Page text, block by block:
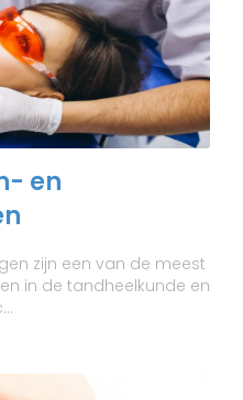
en
zijn een van de meest
in de tandheelkunde en